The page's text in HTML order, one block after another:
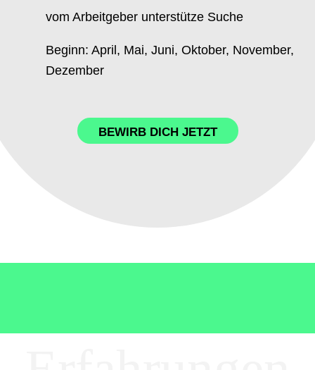
vom Arbeitgeber unterstütze Suche
Beginn: April, Mai, Juni, Oktober, November,
Dezember
BEWIRB DICH JETZT